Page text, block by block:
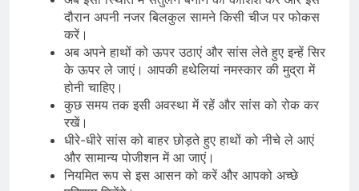
दौरान अपनी नजर बिलकुल सामने किसी चीज पर फोकस
करें।
अब अपने हाथों को ऊपर उठाएं और सांस लेते हुए इन्हें सिर
के ऊपर ले जाएं। आपकी हथेलियां नमस्कार की मुद्रा में
होनी चाहिए।
कुछ समय तक इसी अवस्था में रहें और सांस को रोक कर
रखें।
धीरे-धीरे सांस को बाहर छोड़ते हुए हाथों को नीचे ले आएं
और सामान्य पोजीशन में आ जाएं।
नियमित रूप से इस आसन को करें और आपको अच्छे